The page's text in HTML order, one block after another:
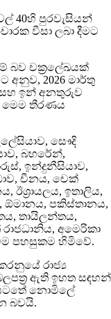
40හි පුරවැසියන්
වීසා ලබා දීමට
බව චක්‍රලේඛයක්
2026 මාර්තු
ඉන් අනතුරුව
මෙම තීරණය
සෞදි
බහරේන්,
ඉන්දුනීසියාව,
චීනය, චෙක්
ඉතාලිය,
පකිස්තානය,
තායිලන්තය,
අමෙරිකා
පහසුකම හිමිවේ.
රාජ්‍ය
ඇති ඉහත සඳහන්
නොමිලේ
බවයි.